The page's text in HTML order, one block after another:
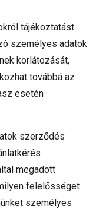
tájékoztatást
személyes adatok
korlátozását,
továbbá az
esetén
szerződés
megadott
felelősséget
személyes